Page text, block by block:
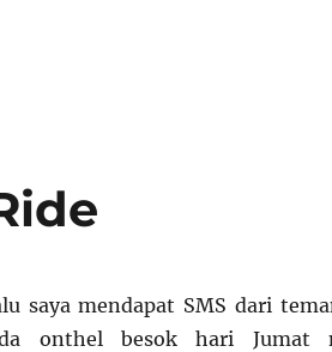
saya mendapat SMS dari
onthel besok hari Jumat